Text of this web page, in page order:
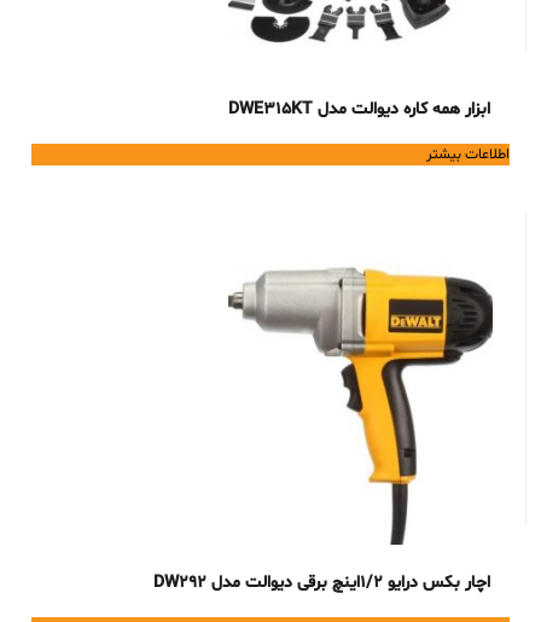
ابزار همه کاره دیوالت مدل DWE315KT
اطلاعات بیشتر
اچار بکس درایو 1/2اینچ برقی دیوالت مدل DW292